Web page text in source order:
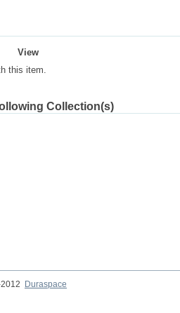
View
this item.
Collection(s)
Duraspace